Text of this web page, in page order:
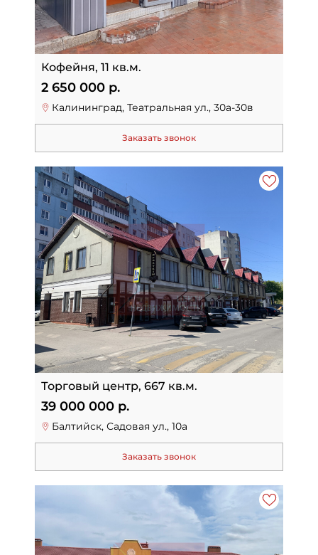
Кофейня, 11 кв.м.
2 650 000 р.
Калининград, Театральная ул., 30а-30в
Заказать звонок
Торговый центр, 667 кв.м.
39 000 000 р.
Балтийск, Садовая ул., 10а
Заказать звонок